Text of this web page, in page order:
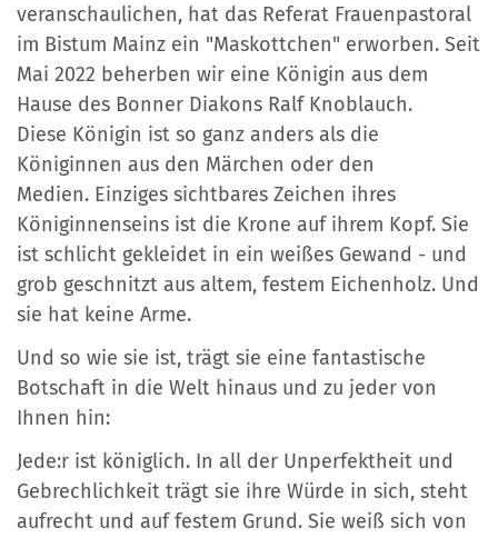
veranschaulichen, hat das Referat Frauenpastoral
im Bistum Mainz ein "Maskottchen" erworben. Seit
Mai 2022 beherben wir eine Königin aus dem
Hause des Bonner Diakons Ralf Knoblauch.
Diese Königin ist so ganz anders als die
Königinnen aus den Märchen oder den
Medien. Einziges sichtbares Zeichen ihres
Königinnenseins ist die Krone auf ihrem Kopf. Sie
ist schlicht gekleidet in ein weißes Gewand - und
grob geschnitzt aus altem, festem Eichenholz. Und
sie hat keine Arme.
Und so wie sie ist, trägt sie eine fantastische
Botschaft in die Welt hinaus und zu jeder von
Ihnen hin:
Jede:r ist königlich. In all der Unperfektheit und
Gebrechlichkeit trägt sie ihre Würde in sich, steht
aufrecht und auf festem Grund. Sie weiß sich von